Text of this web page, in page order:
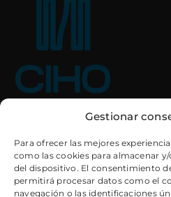
Gestionar
Para ofrecer las mejores
como las cookies para almacenar
del dispositivo. El consentimiento
permitirá procesar datos como el
navegación o las identificaciones
Il·luminació
Amenities
Cuines hostaleria
Bugaderia